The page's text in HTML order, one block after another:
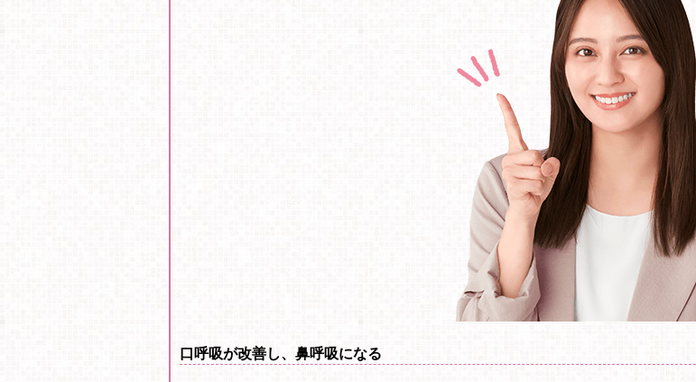
口呼吸が改善し、鼻呼吸になる